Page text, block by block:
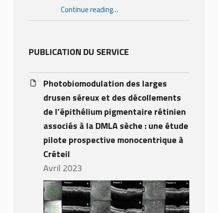
Continue reading“Nomination internationale : le Professeur Éric Souied du CHIC distingué dans le Top 100 mondial de l’ophtalmologie”
…
PUBLICATION DU SERVICE
Photobiomodulation des larges
drusen séreux et des décollements
de l’épithélium pigmentaire rétinien
associés à la DMLA sèche : une étude
pilote prospective monocentrique à
Créteil
avril 2023